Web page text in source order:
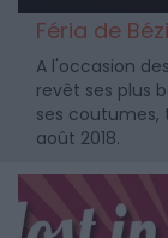
Féria de
A l'occasion
revêt ses plus
ses coutumes,
août 2018.